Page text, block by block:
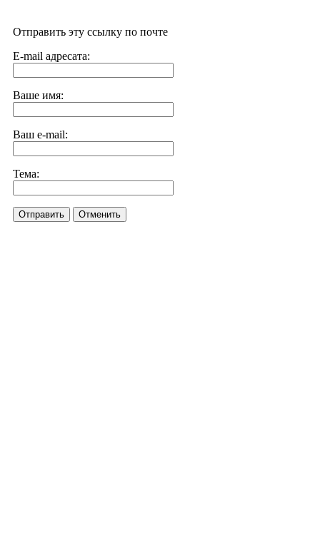
Отправить эту ссылку по почте
E-mail адресата:
Ваше имя:
Ваш e-mail:
Тема:
Отправить Отменить